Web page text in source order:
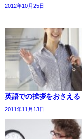
2012年10月25日
英語での挨拶をおさえる
2011年11月13日